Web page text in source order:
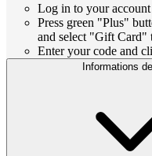
Log in to your account
Press green "Plus"
and select "Gift Card"
Enter your code and
Informations